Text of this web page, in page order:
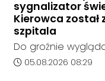
bez
wcześniejszego
terenem ze strony
postępowania nie
żaden oferent.
sygnalizator
Kierowca został
szpitala
Do groźnie
zdarzenia
Data dodania artykułu:
05.08.2026 08:29